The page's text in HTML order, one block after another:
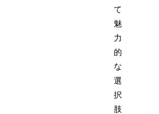
て
魅
力
的
な
選
択
肢